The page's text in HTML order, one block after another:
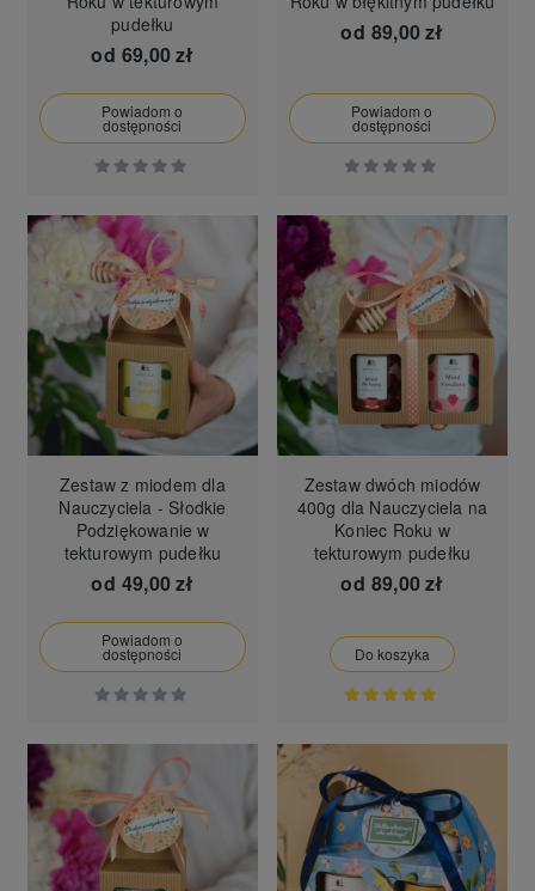
pudełku
od 69,00 zł
Powiadom o
dostępności
od 89,00 zł
Powiadom o
dostępności
Zestaw z miodem dla
Nauczyciela - Słodkie
Podziękowanie w
tekturowym pudełku
od 49,00 zł
Powiadom o
dostępności
Zestaw dwóch miodów
400g dla Nauczyciela na
Koniec Roku w
tekturowym pudełku
od 89,00 zł
Do koszyka